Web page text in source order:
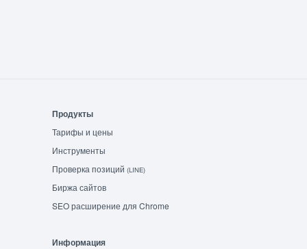
Продукты
Тарифы и цены
Инструменты
Проверка позиций (LINE)
Биржа сайтов
SEO расширение для Chrome
Информация